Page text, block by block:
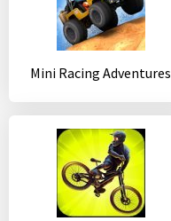
Mini Racing Adventures